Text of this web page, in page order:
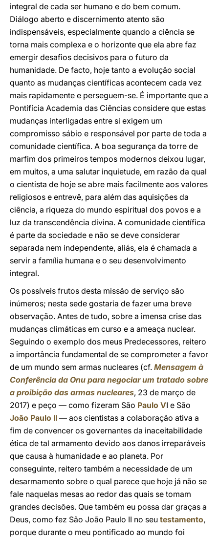
integral de cada ser humano e do bem comum.
Diálogo aberto e discernimento atento são
indispensáveis, especialmente quando a ciência se
torna mais complexa e o horizonte que ela abre faz
emergir desafios decisivos para o futuro da
humanidade. De facto, hoje tanto a evolução social
quanto as mudanças científicas acontecem cada vez
mais rapidamente e perseguem-se. É importante que a
Pontifícia Academia das Ciências considere que estas
mudanças interligadas entre si exigem um
compromisso sábio e responsável por parte de toda a
comunidade científica. A boa segurança da torre de
marfim dos primeiros tempos modernos deixou lugar,
em muitos, a uma salutar inquietude, em razão da qual
o cientista de hoje se abre mais facilmente aos valores
religiosos e entrevê, para além das aquisições da
ciência, a riqueza do mundo espiritual dos povos e a
luz da transcendência divina. A comunidade científica
é parte da sociedade e não se deve considerar
separada nem independente, aliás, ela é chamada a
servir a família humana e o seu desenvolvimento
integral.
Os possíveis frutos desta missão de serviço são
inúmeros; nesta sede gostaria de fazer uma breve
observação. Antes de tudo, sobre a imensa crise das
mudanças climáticas em curso e a ameaça nuclear.
Seguindo o exemplo dos meus Predecessores, reitero
a importância fundamental de se comprometer a favor
de um mundo sem armas nucleares (cf. Mensagem à
Conferência da Onu para negociar um tratado sobre
a proibição das armas nucleares, 23 de março de
2017) e peço — como fizeram São Paulo VI e São
João Paulo II — aos cientistas a colaboração ativa a
fim de convencer os governantes da inaceitabilidade
ética de tal armamento devido aos danos irreparáveis
que causa à humanidade e ao planeta. Por
conseguinte, reitero também a necessidade de um
desarmamento sobre o qual parece que hoje já não se
fale naquelas mesas ao redor das quais se tomam
grandes decisões. Que também eu possa dar graças a
Deus, como fez São João Paulo II no seu testamento,
porque durante o meu pontificado ao mundo foi